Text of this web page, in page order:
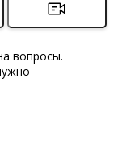
вопросы.